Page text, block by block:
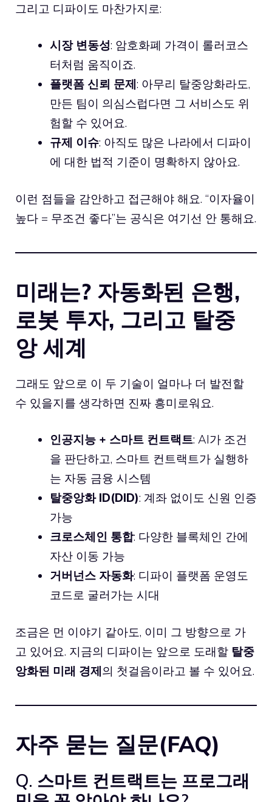
그리고 디파이도 마찬가지로:
시장 변동성: 암호화폐 가격이 롤러코스
터처럼 움직이죠.
플랫폼 신뢰 문제: 아무리 탈중앙화라도,
만든 팀이 의심스럽다면 그 서비스도 위
험할 수 있어요.
규제 이슈: 아직도 많은 나라에서 디파이
에 대한 법적 기준이 명확하지 않아요.
이런 점들을 감안하고 접근해야 해요. “이자율이
높다 = 무조건 좋다”는 공식은 여기선 안 통해요.
미래는? 자동화된 은행,
로봇 투자, 그리고 탈중
앙 세계
그래도 앞으로 이 두 기술이 얼마나 더 발전할
수 있을지를 생각하면 진짜 흥미로워요.
인공지능 + 스마트 컨트랙트: AI가 조건
을 판단하고, 스마트 컨트랙트가 실행하
는 자동 금융 시스템
탈중앙화 ID(DID): 계좌 없이도 신원 인증
가능
크로스체인 통합: 다양한 블록체인 간에
자산 이동 가능
거버넌스 자동화: 디파이 플랫폼 운영도
코드로 굴러가는 시대
조금은 먼 이야기 같아도, 이미 그 방향으로 가
고 있어요. 지금의 디파이는 앞으로 도래할 탈중
앙화된 미래 경제의 첫걸음이라고 볼 수 있어요.
자주 묻는 질문(FAQ)
Q. 스마트 컨트랙트는 프로그래